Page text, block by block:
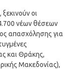
οι
νέων θέσεων
απασχόλησης για
και Θράκης,
Μακεδονίας),